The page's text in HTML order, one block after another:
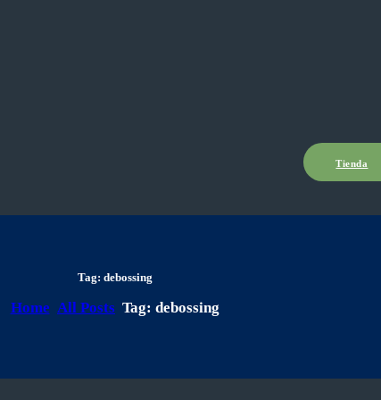
Tienda
Tag: debossing
Home All Posts Tag: debossing